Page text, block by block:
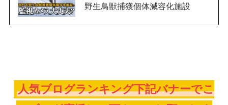
野生鳥獣捕獲個体減容化施設
人気ブログランキング下記バナーでこ